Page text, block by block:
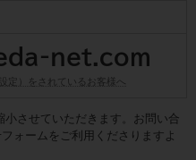
定）をされているお客様へ
させていただきます。お問い合
ォームをご利用くださりますよ